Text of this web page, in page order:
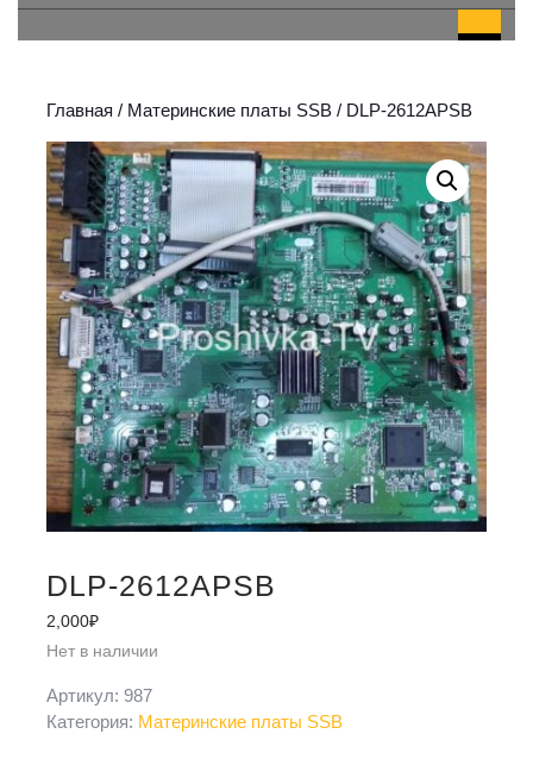
Главная / Материнские платы SSB / DLP-2612APSB
DLP-2612APSB
2,000₽
Нет в наличии
Артикул: 987
Категория: Материнские платы SSB